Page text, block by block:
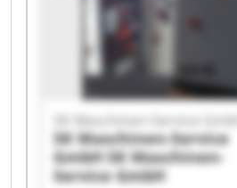
Maschinen-Service GmbH SK
SK Maschinen-Service GmbH
SK Maschinen-Service
GmbH SK Maschinen-
Service GmbH